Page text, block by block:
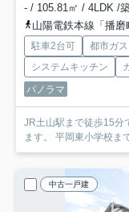
- / 105.81㎡ / 4LDK /
山陽電鉄本線「播
駐車2台可 都市ガス
システムキッチン
パノラマ
JR土山駅まで徒歩15分
ます。 平岡東小学校ま
中古一戸建